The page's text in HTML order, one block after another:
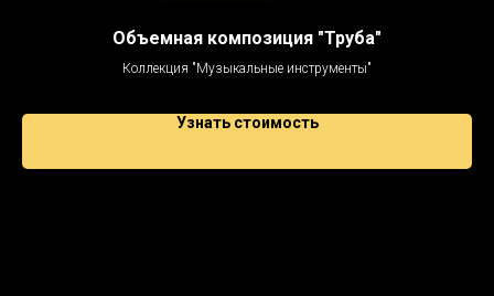
Объемная композиция "Труба"
Коллекция "Музыкальные инструменты"
Узнать стоимость